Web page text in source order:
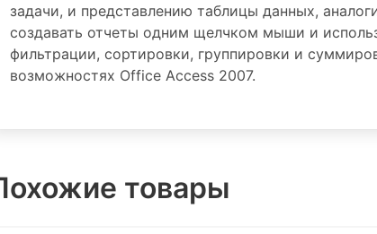
задачи, и представлению таблицы данных,
создавать отчеты одним щелчком мыши и
фильтрации, сортировки, группировки и
возможностях Office Access 2007.
товары